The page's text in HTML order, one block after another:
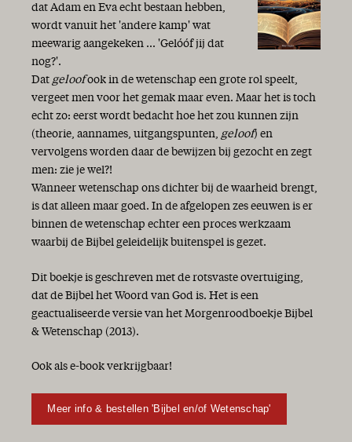
dat Adam en Eva echt bestaan hebben,
wordt vanuit het 'andere kamp' wat
meewarig aangekeken ... 'Gelóóf jij dat
nog?'.
Dat geloofook in de wetenschap een grote rol speelt,
vergeet men voor het gemak maar even. Maar het is toch
echt zo: eerst wordt bedacht hoe het zou kunnen zijn
(theorie, aannames, uitgangspunten, geloof) en
vervolgens worden daar de bewijzen bij gezocht en zegt
men: zie je wel?!
Wanneer wetenschap ons dichter bij de waarheid brengt,
is dat alleen maar goed. In de afgelopen zes eeuwen is er
binnen de wetenschap echter een proces werkzaam
waarbij de Bijbel geleidelijk buitenspel is gezet.
Dit boekje is geschreven met de rotsvaste overtuiging,
dat de Bijbel het Woord van God is. Het is een
geactualiseerde versie van het Morgenroodboekje Bijbel
& Wetenschap (2013).
Ook als e-book verkrijgbaar!
Meer info & bestellen 'Bijbel en/of Wetenschap'